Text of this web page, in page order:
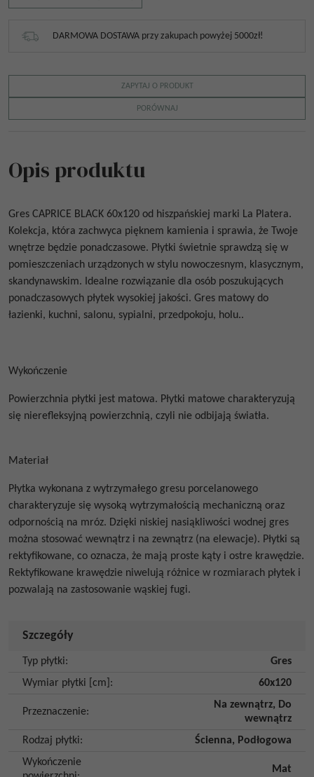
DARMOWA DOSTAWA przy zakupach powyżej 5000zł!
ZAPYTAJ O PRODUKT
PORÓWNAJ
Opis produktu
Gres CAPRICE BLACK 60x120 od hiszpańskiej marki La Platera.
Kolekcja, która zachwyca pięknem kamienia i sprawia, że Twoje
wnętrze będzie ponadczasowe. Płytki świetnie sprawdzą się w
pomieszczeniach urządzonych w stylu nowoczesnym, klasycznym,
skandynawskim. Idealne rozwiązanie dla osób poszukujących
ponadczasowych płytek wysokiej jakości. Gres matowy do
łazienki, kuchni, salonu, sypialni, przedpokoju, holu..
Wykończenie
Powierzchnia płytki jest matowa. Płytki matowe charakteryzują
się nierefleksyjną powierzchnią, czyli nie odbijają światła.
Materiał
Płytka wykonana z wytrzymałego gresu porcelanowego
charakteryzuje się wysoką wytrzymałością mechaniczną oraz
odpornością na mróz. Dzięki niskiej nasiąkliwości wodnej gres
można stosować wewnątrz i na zewnątrz (na elewacje). Płytki są
rektyfikowane, co oznacza, że mają proste kąty i ostre krawędzie.
Rektyfikowane krawędzie niwelują różnice w rozmiarach płytek i
pozwalają na zastosowanie wąskiej fugi.
Szczegóły
Typ płytki:
Gres
Wymiar płytki [cm] : 60x120
Przeznaczenie:
Na zewnątrz, Do
wewnątrz
Rodzaj płytki: Ścienna, Podłogowa
Wykończenie
Mat